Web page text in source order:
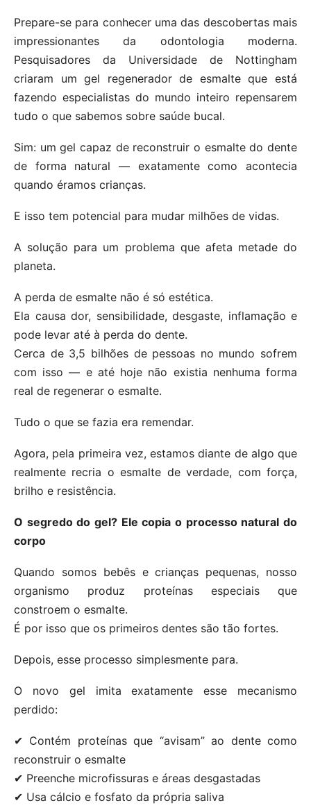
Prepare-se para conhecer uma das descobertas mais
impressionantes da odontologia moderna.
Pesquisadores da Universidade de Nottingham
criaram um gel regenerador de esmalte que está
fazendo especialistas do mundo inteiro repensarem
tudo o que sabemos sobre saúde bucal.
Sim: um gel capaz de reconstruir o esmalte do dente
de forma natural — exatamente como acontecia
quando éramos crianças.
E isso tem potencial para mudar milhões de vidas.
A solução para um problema que afeta metade do
planeta.
A perda de esmalte não é só estética.
Ela causa dor, sensibilidade, desgaste, inflamação e
pode levar até à perda do dente.
Cerca de 3,5 bilhões de pessoas no mundo sofrem
com isso — e até hoje não existia nenhuma forma
real de regenerar o esmalte.
Tudo o que se fazia era remendar.
Agora, pela primeira vez, estamos diante de algo que
realmente recria o esmalte de verdade, com força,
brilho e resistência.
O segredo do gel? Ele copia o processo natural do
corpo
Quando somos bebês e crianças pequenas, nosso
organismo produz proteínas especiais que
constroem o esmalte.
É por isso que os primeiros dentes são tão fortes.
Depois, esse processo simplesmente para.
O novo gel imita exatamente esse mecanismo
perdido:
✔ Contém proteínas que “avisam” ao dente como
reconstruir o esmalte
✔ Preenche microfissuras e áreas desgastadas
✔ Usa cálcio e fosfato da própria saliva